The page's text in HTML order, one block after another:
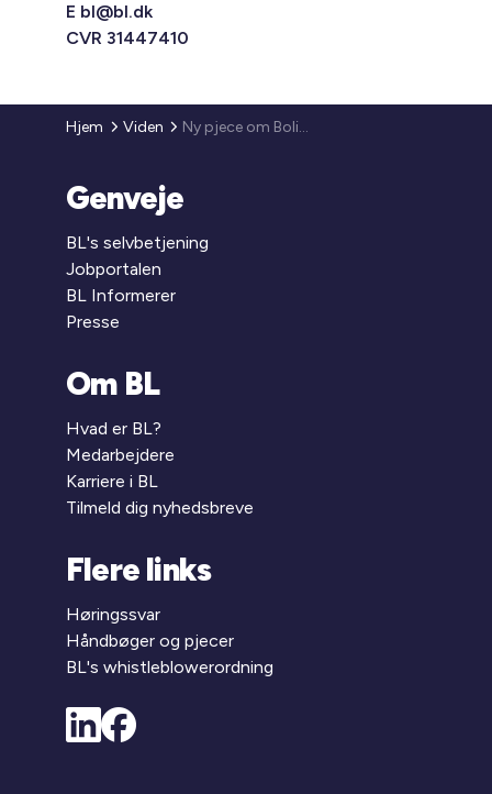
E bl@bl.dk
CVR 31447410
Hjem Viden Ny pjece om Boligstøtten 2015
Genveje
BL's selvbetjening
Jobportalen
BL Informerer
Presse
Om BL
Hvad er BL?
Medarbejdere
Karriere i BL
Tilmeld dig nyhedsbreve
Flere links
Høringssvar
Håndbøger og pjecer
BL's whistleblowerordning